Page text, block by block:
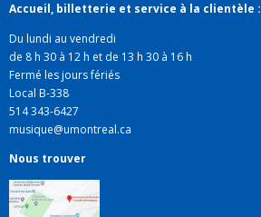
Accueil, billetterie et service à la clientèle :
Du lundi au vendredi
de 8 h 30 à 12 h et de 13 h 30 à 16 h
Fermé les jours fériés
Local B-338
514 343-6427
musique@umontreal.ca
Nous trouver